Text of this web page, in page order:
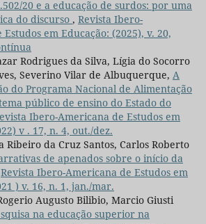
20 e a educação de surdos: por uma
do discurso , Revista Ibero-
em Educação: (2025), v. 20,
Rodrigues da Silva, Lígia do Socorro
Severino Vilar de Albuquerque, A
do Programa Nacional de Alimentação
público de ensino do Estado do
Ibero-Americana de Estudos em
v . 17, n. 4, out./dez.
Ribeiro da Cruz Santos, Carlos Roberto
de apenados sobre o início da
Revista Ibero-Americana de Estudos em
) v. 16, n. 1, jan./mar.
Augusto Bilibio, Marcio Giusti
na educação superior na